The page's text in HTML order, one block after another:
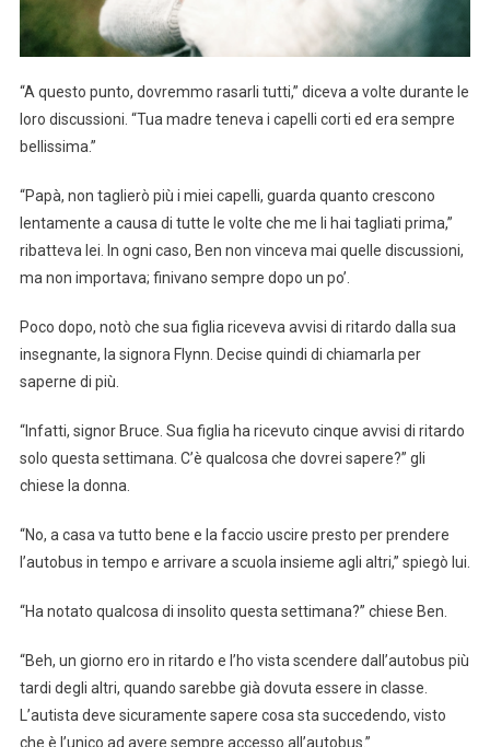
“A questo punto, dovremmo rasarli tutti,” diceva a volte durante le
loro discussioni. “Tua madre teneva i capelli corti ed era sempre
bellissima.”
“Papà, non taglierò più i miei capelli, guarda quanto crescono
lentamente a causa di tutte le volte che me li hai tagliati prima,”
ribatteva lei. In ogni caso, Ben non vinceva mai quelle discussioni,
ma non importava; finivano sempre dopo un po’.
Poco dopo, notò che sua figlia riceveva avvisi di ritardo dalla sua
insegnante, la signora Flynn. Decise quindi di chiamarla per
saperne di più.
“Infatti, signor Bruce. Sua figlia ha ricevuto cinque avvisi di ritardo
solo questa settimana. C’è qualcosa che dovrei sapere?” gli
chiese la donna.
“No, a casa va tutto bene e la faccio uscire presto per prendere
l’autobus in tempo e arrivare a scuola insieme agli altri,” spiegò lui.
“Ha notato qualcosa di insolito questa settimana?” chiese Ben.
“Beh, un giorno ero in ritardo e l’ho vista scendere dall’autobus più
tardi degli altri, quando sarebbe già dovuta essere in classe.
L’autista deve sicuramente sapere cosa sta succedendo, visto
che è l’unico ad avere sempre accesso all’autobus.”